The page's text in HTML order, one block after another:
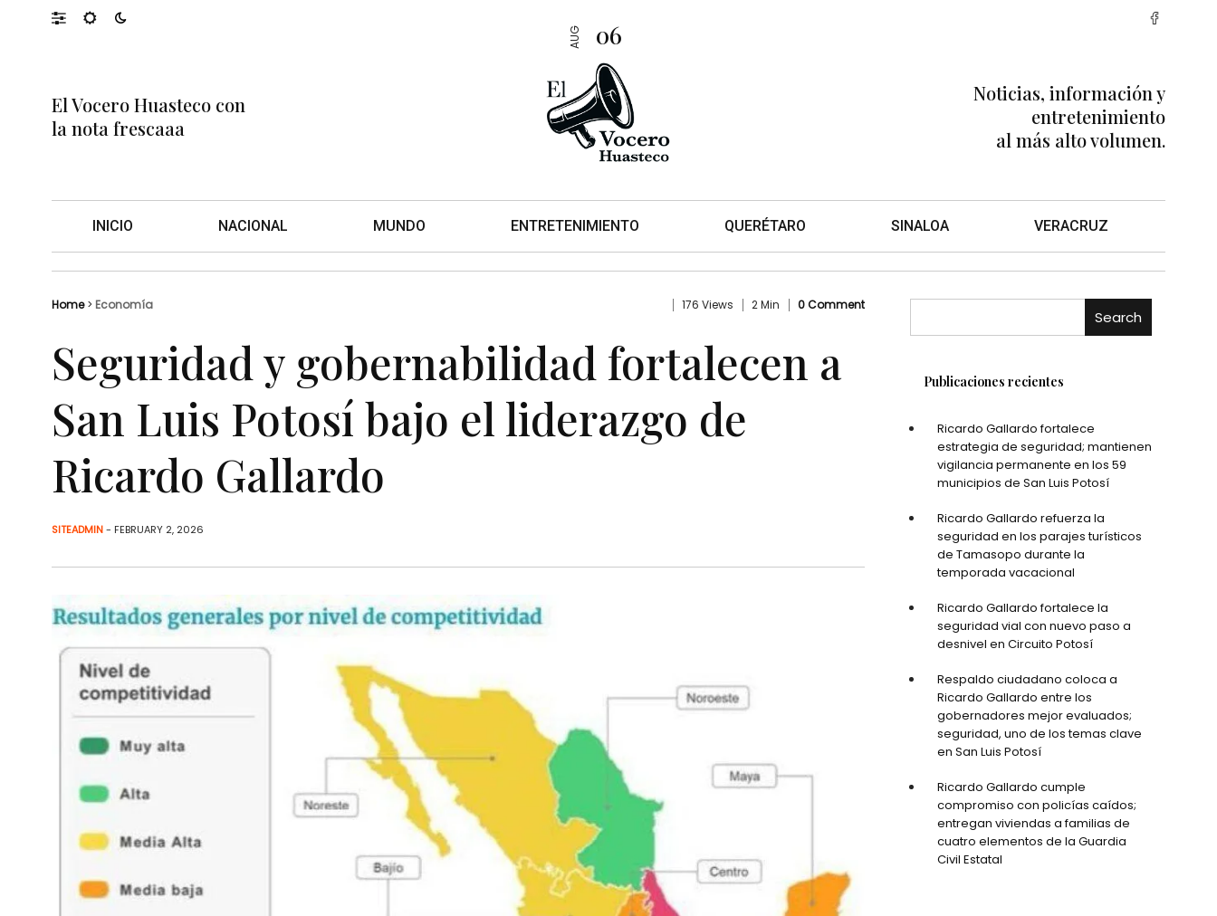
06
AUG
El Vocero Huasteco con
la nota frescaaa
Noticias, información y
entretenimiento
al más alto volumen.
INICIO NACIONAL MUNDO ENTRETENIMIENTO QUERÉTARO SINALOA VERACRUZ
Home> Economía 176 Views 2 Min 0 Comment
Seguridad y gobernabilidad fortalecen a
San Luis Potosí bajo el liderazgo de
Ricardo Gallardo
SITEADMIN- FEBRUARY 2, 2026
Search
Publicaciones recientes
Ricardo Gallardo fortalece
estrategia de seguridad; mantienen
vigilancia permanente en los 59
municipios de San Luis Potosí
Ricardo Gallardo refuerza la
seguridad en los parajes turísticos
de Tamasopo durante la
temporada vacacional
Ricardo Gallardo fortalece la
seguridad vial con nuevo paso a
desnivel en Circuito Potosí
Respaldo ciudadano coloca a
Ricardo Gallardo entre los
gobernadores mejor evaluados;
seguridad, uno de los temas clave
en San Luis Potosí
Ricardo Gallardo cumple
compromiso con policías caídos;
entregan viviendas a familias de
cuatro elementos de la Guardia
Civil Estatal